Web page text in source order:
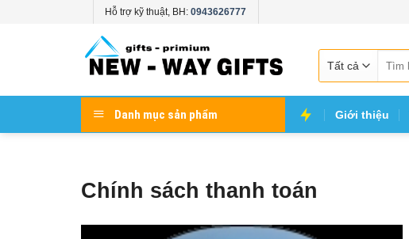
Hỗ trợ kỹ thuật, BH: 0943626777
kiếm:
Danh mục sản phẩm Giới thiệu
Chính sách thanh toán